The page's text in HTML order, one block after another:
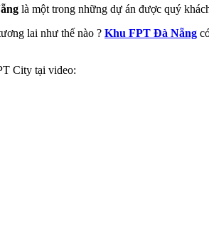
là một trong những dự án được quý
lai như thế nào ? Khu FPT Đà Nẵng
City tại video: